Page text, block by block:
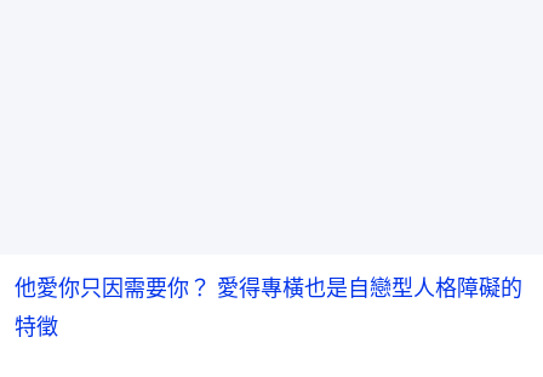
他愛你只因需要你？ 愛得專橫也是自戀型人格障礙的
特徵